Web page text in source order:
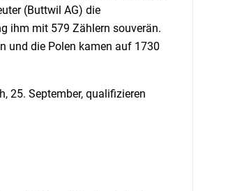
(Buttwil AG) die
ihm mit 579 Zählern souverän.
und die Polen kamen auf 1730
25. September, qualifizieren